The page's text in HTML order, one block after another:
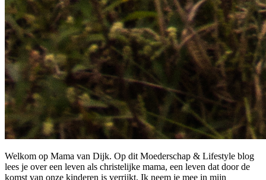
Welkom op Mama van Dijk. Op dit Moederschap & Lifestyle blog
lees je over een leven als christelijke mama, een leven dat door de
komst van onze kinderen is verrijkt. Ik neem je mee in mijn